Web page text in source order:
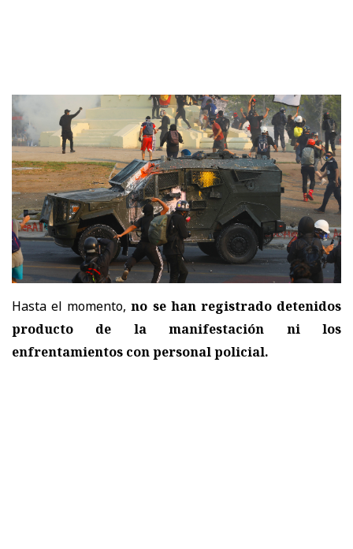
Hasta el momento,no se han registrado detenidos
producto de la manifestación ni los
enfrentamientos con personal policial.